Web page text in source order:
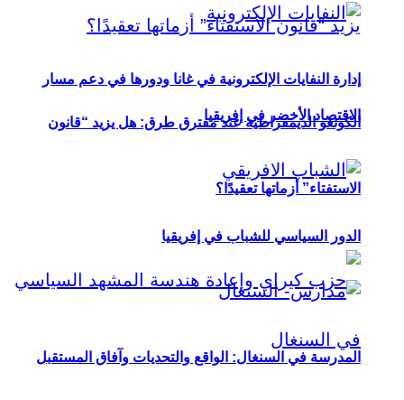
الكونغو الديمقراطية عند مفترق طرق: هل يزيد “قانون
الاستفتاء” أزماتها تعقيدًا؟
إدارة النفايات الإلكترونية في غانا ودورها في دعم مسار
الاقتصاد الأخضر في إفريقيا
الدور السياسي للشباب في إفريقيا
المدرسة في السنغال: الواقع والتحديات وآفاق المستقبل